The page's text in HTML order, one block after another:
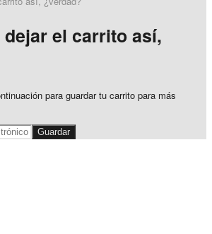
dejar el carrito así,
para guardar tu carrito para más
Guardar